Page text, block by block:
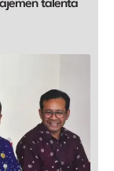
talenta